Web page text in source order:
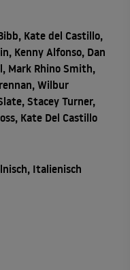
Kate del Castillo,
Kenny Alfonso, Dan
Mark Rhino Smith,
Wilbur
Stacey Turner,
Kate Del Castillo
Italienisch